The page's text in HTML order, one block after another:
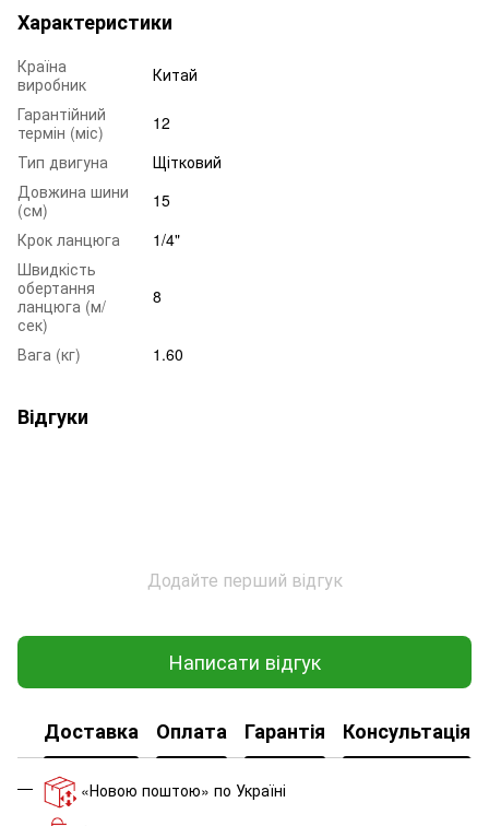
Характеристики
Країна
виробник
Китай
Гарантійний
термін (міс)
12
Тип двигуна
Щітковий
Довжина шини
(см)
15
Крок ланцюга
1/4"
Швидкість
обертання
ланцюга (м/
сек)
8
Вага (кг) 1.60
Відгуки
Додайте перший відгук
Написати відгук
Доставка Оплата Гарантія Консультація
«Новою поштою» по Україні